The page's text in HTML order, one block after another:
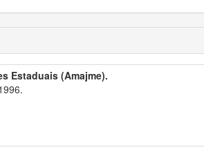
Estaduais (Amajme).